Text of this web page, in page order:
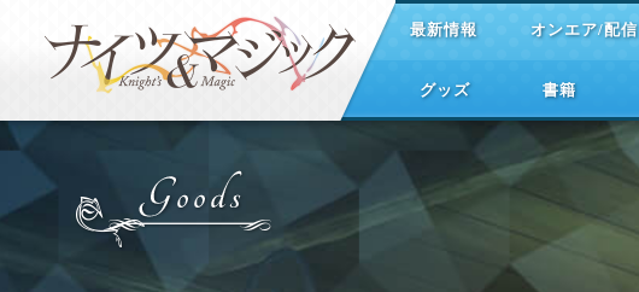
最新情報 オンエア/配信
グッズ 書籍